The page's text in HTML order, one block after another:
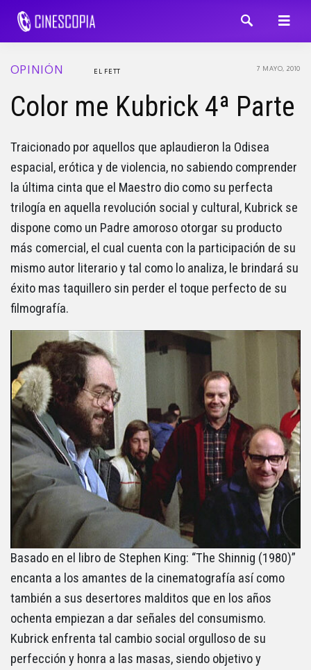
OPINIÓN 7 MAYO, 2010
EL FETT
Color me Kubrick 4ª Parte
Traicionado por aquellos que aplaudieron la Odisea
espacial, erótica y de violencia, no sabiendo comprender
la última cinta que el Maestro dio como su perfecta
trilogía en aquella revolución social y cultural, Kubrick se
dispone como un Padre amoroso otorgar su producto
más comercial, el cual cuenta con la participación de su
mismo autor literario y tal como lo analiza, le brindará su
éxito mas taquillero sin perder el toque perfecto de su
filmografía.
Basado en el libro de Stephen King: “The Shinnig (1980)”
encanta a los amantes de la cinematografía así como
también a sus desertores malditos que en los años
ochenta empiezan a dar señales del consumismo.
Kubrick enfrenta tal cambio social orgulloso de su
perfección y honra a las masas, siendo objetivo y